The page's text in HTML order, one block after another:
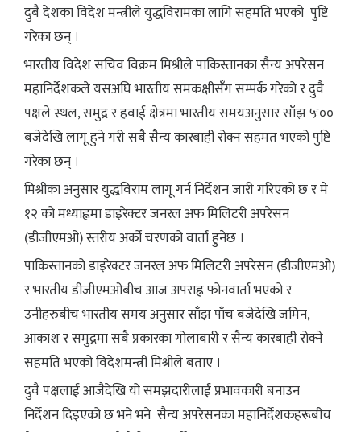
दुबै देशका विदेश मन्त्रीले युद्धविरामका लागि सहमति भएको पुष्टि
गरेका छन् ।
भारतीय विदेश सचिव विक्रम मिश्रीले पाकिस्तानका सैन्य अपरेसन
महानिर्देशकले यसअघि भारतीय समकक्षीसँग सम्पर्क गरेको र दुवै
पक्षले स्थल, समुद्र र हवाई क्षेत्रमा भारतीय समयअनुसार साँझ ५ः००
बजेदेखि लागू हुने गरी सबै सैन्य कारबाही रोक्न सहमत भएको पुष्टि
गरेका छन् ।
मिश्रीका अनुसार युद्धविराम लागू गर्न निर्देशन जारी गरिएको छ र मे
१२ को मध्याह्नमा डाइरेक्टर जनरल अफ मिलिटरी अपरेसन
(डीजीएमओ) स्तरीय अर्को चरणको वार्ता हुनेछ ।
पाकिस्तानको डाइरेक्टर जनरल अफ मिलिटरी अपरेसन (डीजीएमओ)
र भारतीय डीजीएमओबीच आज अपराह्न फोनवार्ता भएको र
उनीहरुबीच भारतीय समय अनुसार साँझ पाँच बजेदेखि जमिन,
आकाश र समुद्रमा सबै प्रकारका गोलाबारी र सैन्य कारबाही रोक्ने
सहमति भएको विदेशमन्त्री मिश्रीले बताए ।
दुवै पक्षलाई आजैदेखि यो समझदारीलाई प्रभावकारी बनाउन
निर्देशन दिइएको छ भने भने सैन्य अपरेसनका महानिर्देशकहरूबीच